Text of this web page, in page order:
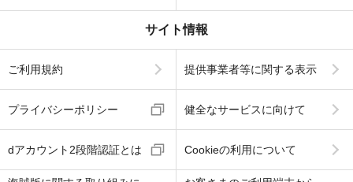
サイト情報
ご利用規約 提供事業者等に関する表示
プライバシーポリシー 健全なサービスに向けて
dアカウント2段階認証とは Cookieの利用について